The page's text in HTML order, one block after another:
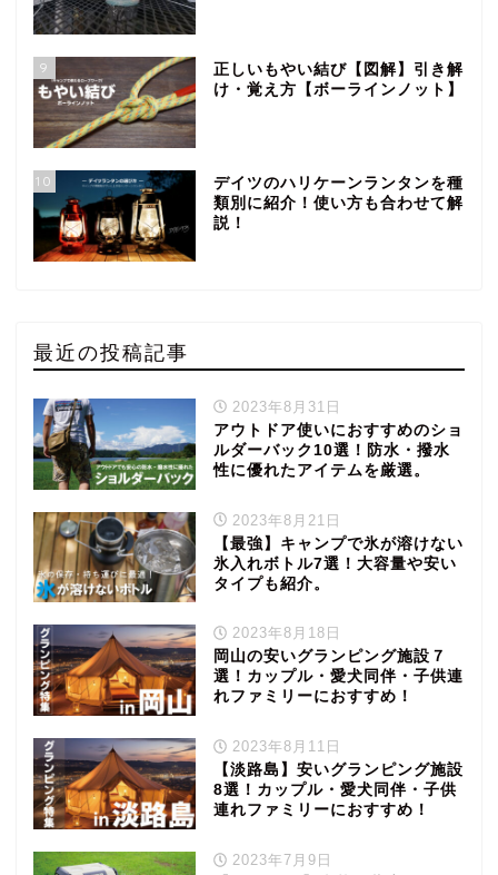
9
正しいもやい結び【図解】引き解
け・覚え方【ボーラインノット】
10
デイツのハリケーンランタンを種
類別に紹介！使い方も合わせて解
説！
最近の投稿記事
2023年8月31日
アウトドア使いにおすすめのショ
ルダーバック10選！防水・撥水
性に優れたアイテムを厳選。
2023年8月21日
【最強】キャンプで氷が溶けない
氷入れボトル7選！大容量や安い
タイプも紹介。
2023年8月18日
岡山の安いグランピング施設７
選！カップル・愛犬同伴・子供連
れファミリーにおすすめ！
2023年8月11日
【淡路島】安いグランピング施設
8選！カップル・愛犬同伴・子供
連れファミリーにおすすめ！
2023年7月9日